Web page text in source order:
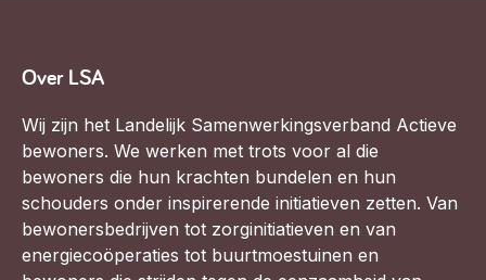
Over LSA
Wij zijn het Landelijk Samenwerkingsverband Actieve
bewoners. We werken met trots voor al die
bewoners die hun krachten bundelen en hun
schouders onder inspirerende initiatieven zetten. Van
bewonersbedrijven tot zorginitiatieven en van
energiecoöperaties tot buurtmoestuinen en